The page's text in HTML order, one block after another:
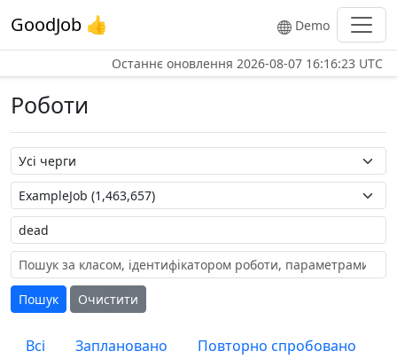
GoodJob 👍 Demo
Останнє оновлення 2026-08-07 16:16:23 UTC
Роботи
Назва черги
Назва роботи
Мітка
Пошук
Очистити
Всі Заплановано
Повторно спробовано